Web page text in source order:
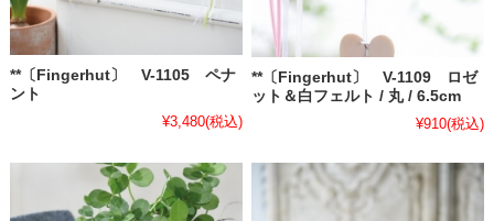
**〔Fingerhut〕 V-1105 ペナ
ント
¥3,480(税込)
**〔Fingerhut〕 V-1109 ロゼ
ット＆白フェルト / 丸 / 6.5cm
¥910(税込)